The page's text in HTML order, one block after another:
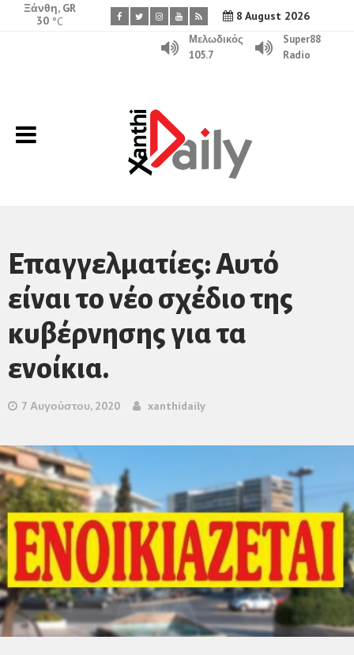
8 August 2026
Ξάνθη, GR
30 °C
Μελωδικός
105.7
Super88
Radio
Επαγγελματίες: Αυτό
είναι το νέο σχέδιο της
κυβέρνησης για τα
ενοίκια.
7 Αυγούστου, 2020 xanthidaily